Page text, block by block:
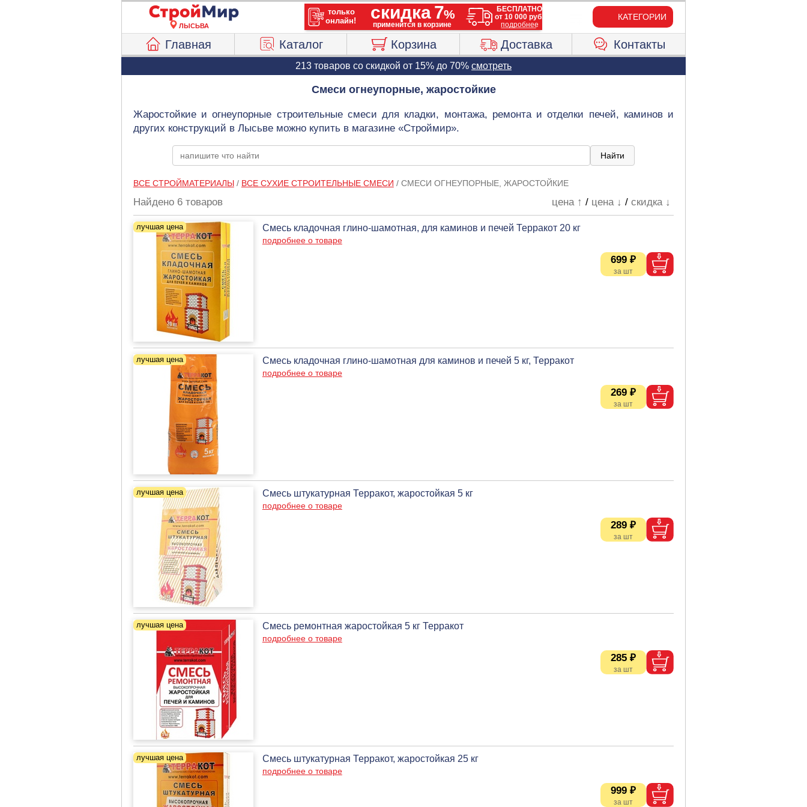
ЛЫСЬВА
КАТЕГОРИИ
Главная Каталог Корзина Доставка Контакты
213 товаров со скидкой от 15% до 70% смотреть
Смеси огнеупорные, жаростойкие
Жаростойкие и огнеупорные строительные смеси для кладки, монтажа, ремонта и отделки печей, каминов и
других конструкций в Лысьве можно купить в магазине «Строймир».
ВСЕ СТРОЙМАТЕРИАЛЫ/ ВСЕ СУХИЕ СТРОИТЕЛЬНЫЕ СМЕСИ / СМЕСИ ОГНЕУПОРНЫЕ, ЖАРОСТОЙКИЕ
Найдено 6 товаров цена ↑ / цена ↓ /скидка ↓
Смесь кладочная глино-шамотная, для каминов и печей Терракот 20 кг
подробнее о товаре
699 ₽
Смесь кладочная глино-шамотная для каминов и печей 5 кг, Терракот
подробнее о товаре
269 ₽
Смесь штукатурная Терракот, жаростойкая 5 кг
подробнее о товаре
289 ₽
Смесь ремонтная жаростойкая 5 кг Терракот
подробнее о товаре
285 ₽
Смесь штукатурная Терракот, жаростойкая 25 кг
подробнее о товаре
999 ₽